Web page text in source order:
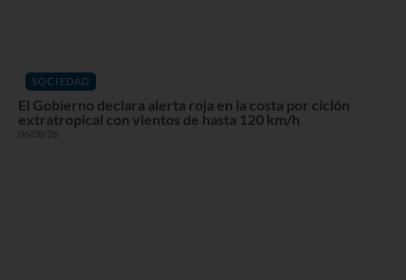
SOCIEDAD
El Gobierno declara alerta roja en la costa por ciclón
extratropical con vientos de hasta 120 km/h
06/08/26